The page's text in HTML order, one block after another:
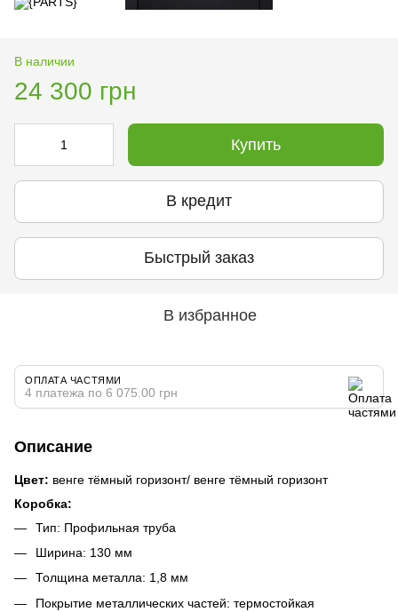
В наличии
24 300 грн
Купить
В кредит
Быстрый заказ
В избранное
ОПЛАТА ЧАСТЯМИ
4 платежа по 6 075.00 грн
Описание
Цвет: венге тёмный горизонт/ венге тёмный горизонт
Коробка:
Тип: Профильная труба
Ширина: 130 мм
Толщина металла: 1,8 мм
Покрытие металлических частей: термостойкая